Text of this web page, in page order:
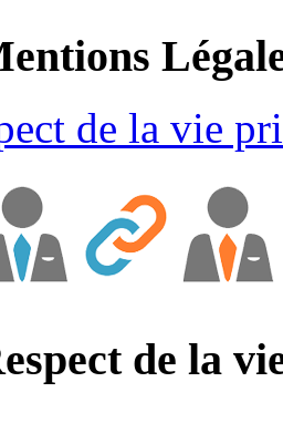
de la vie
de la